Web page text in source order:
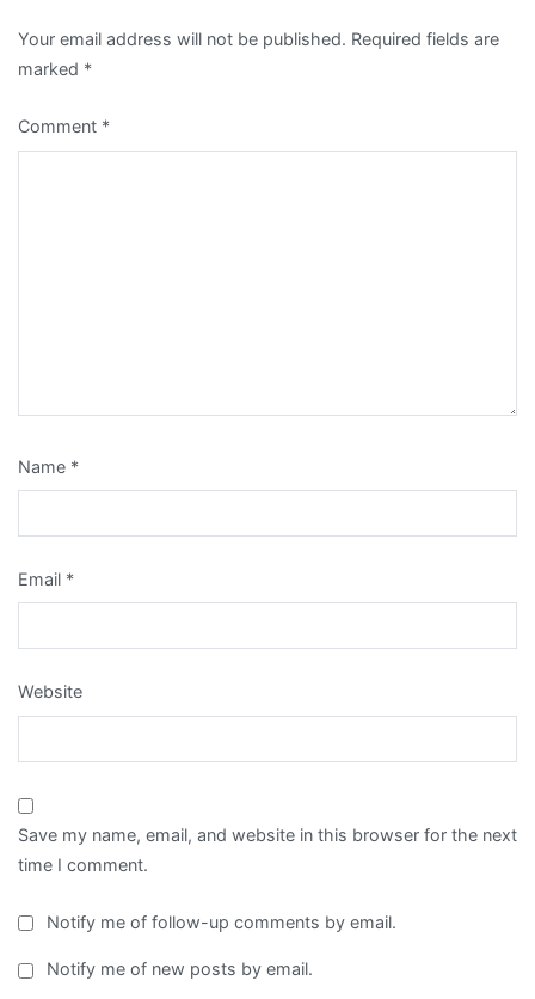
Your email address will not be published. Required fields are
marked *
Comment *
Name *
Email *
Website
Save my name, email, and website in this browser for the next
time I comment.
Notify me of follow-up comments by email.
Notify me of new posts by email.